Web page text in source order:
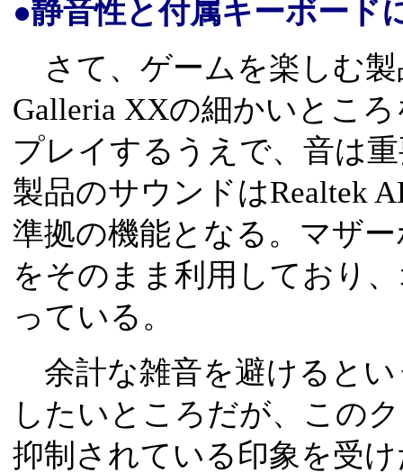
●静音性と付属キーボード
さて、ゲームを楽しむ製
Galleria XXの細かいとこ
プレイするうえで、音は
製品のサウンドはRealtek
準拠の機能となる。マザ
をそのまま利用しており
っている。
余計な雑音を避けるとい
したいところだが、この
抑制されている印象を受